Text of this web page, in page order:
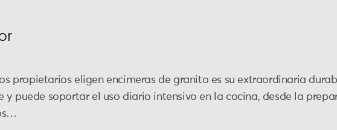
propietarios eligen encimeras de granito es su extraordinaria
y puede soportar el uso diario intensivo en la cocina, desde la